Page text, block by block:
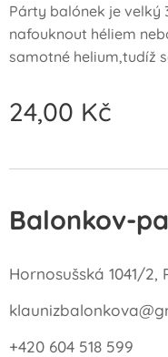
Párty balónek je velký
nafouknout héliem
samotné helium,tudíž
24,00 Kč
Balonkov-
Hornosušská 1041/2,
+420 604 518 599